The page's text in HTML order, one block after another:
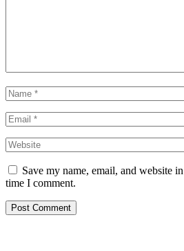
Save my name, email, and website
time I comment.